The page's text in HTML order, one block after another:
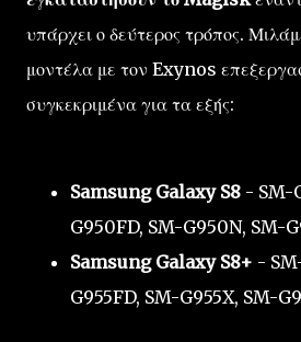
υπάρχει ο δεύτερος τρόπος.
μοντέλα με τον Exynos
συγκεκριμένα για τα εξής:
Samsung Galaxy S8 - SM-
G950FD, SM-G950N, SM-
Samsung Galaxy S8+ -
G955FD, SM-G955X, SM-